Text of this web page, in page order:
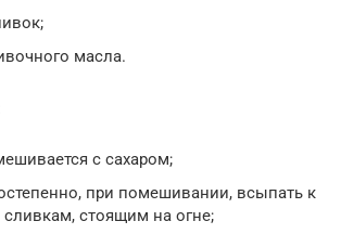
масла.
с сахаром;
при помешивании, всыпать к
сливкам, стоящим на огне;